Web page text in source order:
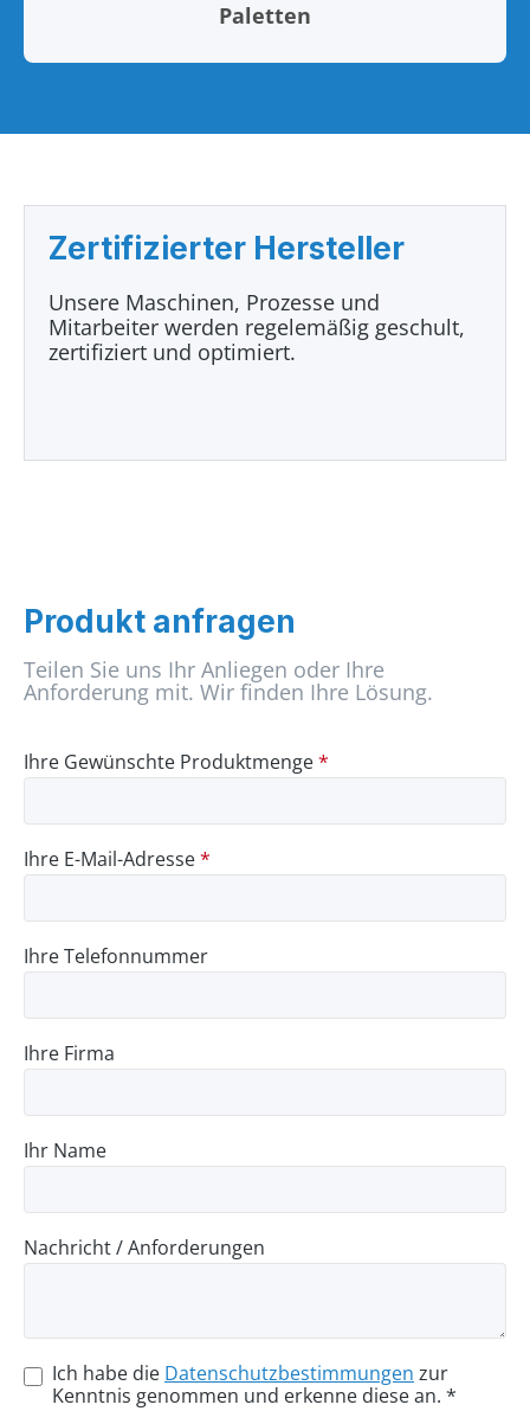
Paletten
Zertifizierter Hersteller
Unsere Maschinen, Prozesse und
Mitarbeiter werden regelemäßig geschult,
zertifiziert und optimiert.
Produkt anfragen
Teilen Sie uns Ihr Anliegen oder Ihre
Anforderung mit. Wir finden Ihre Lösung.
Ihre Gewünschte Produktmenge*
Ihre E-Mail-Adresse*
Ihre Telefonnummer
Ihre Firma
Ihr Name
Nachricht / Anforderungen
Ich habe die Datenschutzbestimmungen zur
Kenntnis genommen und erkenne diese an. *